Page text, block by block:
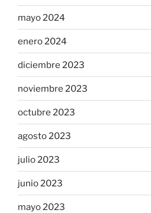
mayo 2024
enero 2024
diciembre 2023
noviembre 2023
octubre 2023
agosto 2023
julio 2023
junio 2023
mayo 2023